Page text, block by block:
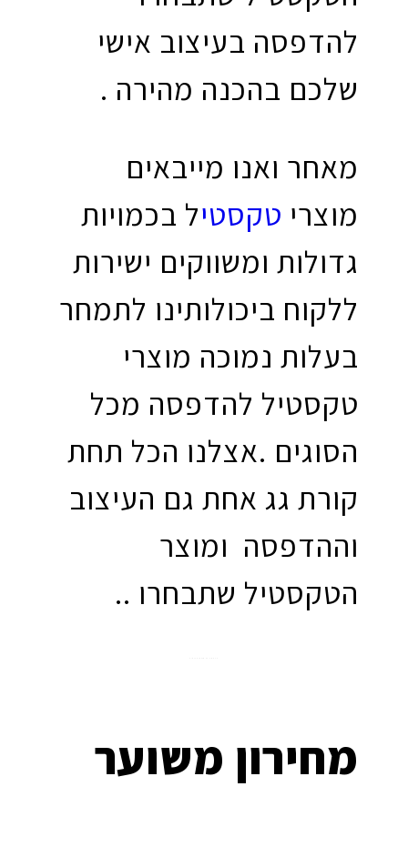
להדפסה בעיצוב אישי
שלכם בהכנה מהירה .
מאחר ואנו מייבאים
מוצרי טקסטיל בכמויות
גדולות ומשווקים ישירות
ללקוח ביכולותינו לתמחר
בעלות נמוכה מוצרי
טקסטיל להדפסה מכל
הסוגים .אצלנו הכל תחת
קורת גג אחת גם העיצוב
וההדפסה ומוצר
הטקסטיל שתבחרו ..
מחירון משוער